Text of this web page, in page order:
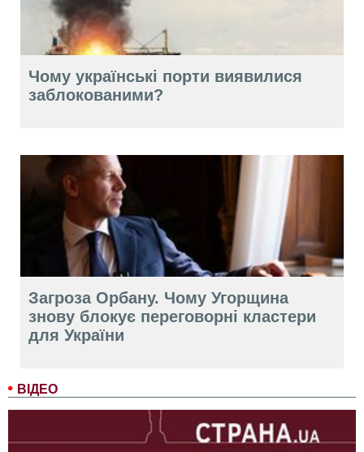
ВІДЕО
Чому українські порти виявилися
заблокованими?
Загроза Орбану. Чому Угорщина
знову блокує переговорні кластери
для України